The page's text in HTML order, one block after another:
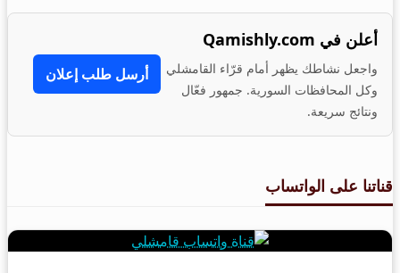
أعلن في Qamishly.com
واجعل نشاطك يظهر أمام قرّاء القامشلي
وكل المحافظات السورية. جمهور فعّال
ونتائج سريعة.
أرسل طلب إعلان
قناتنا على الواتساب